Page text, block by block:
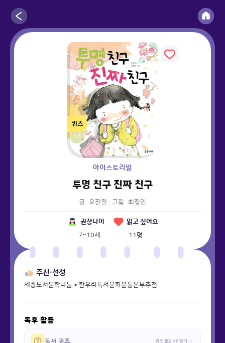
퀴즈
아이스토리빌
투명 친구 진짜 친구
글 오진원 · 그림 최정인
권장나이
7~10세
읽고 싶어요
11 명
추천·선정
세종도서문학나눔 • 한우리독서문화운동본부추천
독후 활동
독서 퀴즈 퀴즈 풀고 XP 받기